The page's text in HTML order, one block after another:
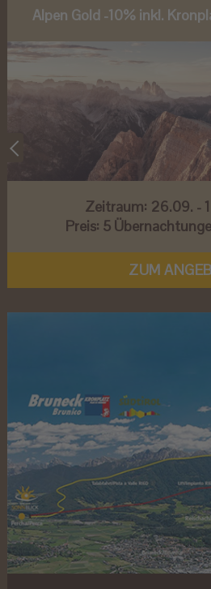
Alpen Gold -10% inkl.
Zeitraum: 26.09. -
Preis: 5
ZUM